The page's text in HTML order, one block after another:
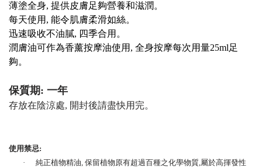
薄塗全身, 提供皮膚足夠營養和滋潤。
每天使用, 能令肌膚柔滑如絲。
迅速吸收不油膩, 四季合用。
潤膚油可作為香薰按摩油使用, 全身按摩每次用量25ml足
夠。
保質期: 一年
存放在陰涼處, 開封後請盡快用完。
使用禁忌:
·
純正植物精油, 保留植物原有超過百種之化學物質,屬於高揮發性